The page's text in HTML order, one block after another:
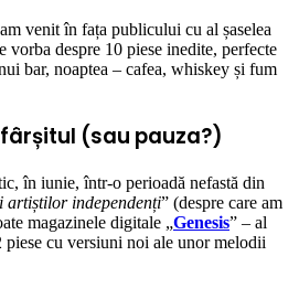
venit în fața publicului cu al șaselea
vorba despre 10 piese inedite, perfecte
bar, noaptea – cafea, whiskey și fum
(sau pauza?)
în iunie, într-o perioadă nefastă din
artiștilor independenți” (despre care am
magazinele digitale „Genesis” – al
piese cu versiuni noi ale unor melodii